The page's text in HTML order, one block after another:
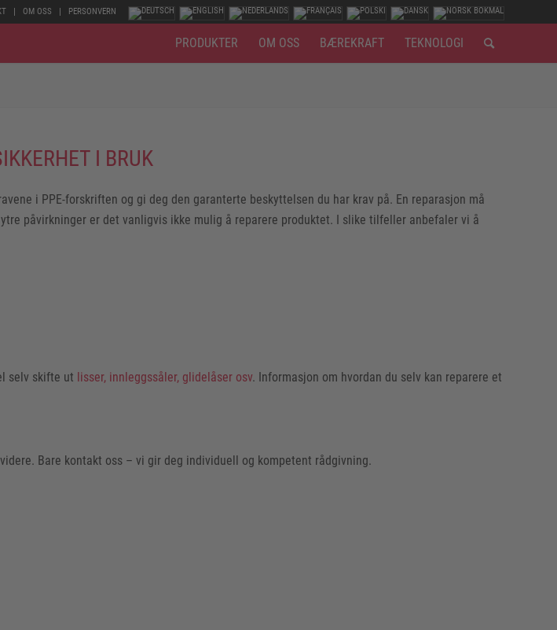
OM OSS PERSONVERN
PRODUKTER OM OSS BÆREKRAFT TEKNOLOGI
I BRUK
i PPE-forskriften og gi deg den garanterte beskyttelsen du har krav på. En reparasjon må
påvirkninger er det vanligvis ikke mulig å reparere produktet. I slike tilfeller anbefaler vi å
selv skifte ut lisser, innleggssåler, glidelåser osv. Informasjon om hvordan du selv kan reparere et
Bare kontakt oss – vi gir deg individuell og kompetent rådgivning.